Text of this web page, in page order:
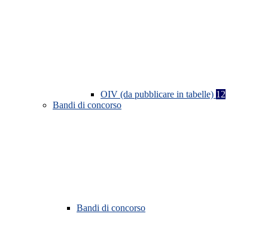
OIV (da pubblicare in tabelle) 12
Bandi di concorso
Bandi di concorso